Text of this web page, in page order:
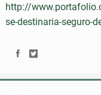
http://
se-destinaria-seguro-
h h